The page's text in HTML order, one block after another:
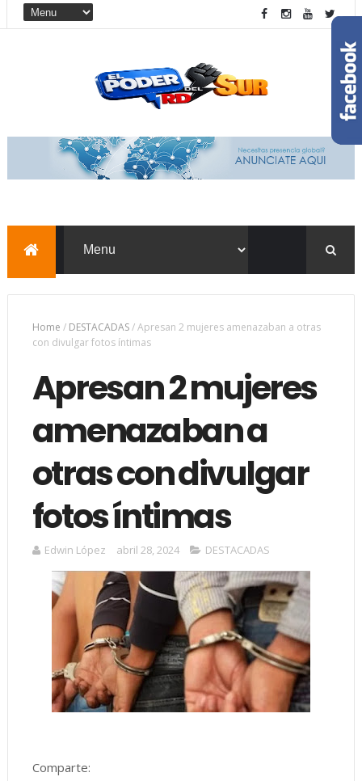
Home / DESTACADAS/Apresan 2 mujeres amenazaban a otras
con divulgar fotos íntimas
Apresan 2 mujeres
amenazaban a
otras con divulgar
fotos íntimas
Edwin López abril 28, 2024 DESTACADAS
Comparte: